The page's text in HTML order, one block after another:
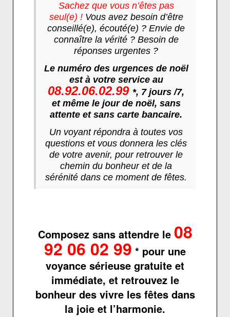
Sachez que vous n’êtes pas
seul(e) !Vous avez besoin d’être
conseillé(e), écouté(e) ? Envie de
connaître la vérité ? Besoin de
réponses urgentes ?
Le numéro des urgences de noël
est à votre service au
08.92.06.02.99 *, 7 jours /7,
et même le jour de noël, sans
attente et sans carte bancaire.
Un voyant répondra à toutes vos
questions et vous donnera les clés
de votre avenir, pour retrouver le
chemin du bonheur et de la
sérénité dans ce moment de fêtes.
Composez sans attendre le 08
92 06 02 99 * pour une
voyance sérieuse gratuite et
immédiate, et retrouvez le
bonheur des vivre les fêtes dans
la joie et l’harmonie.